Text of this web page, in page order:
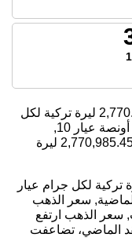
ليرة تركية لكل
عيار 10,
ليرة
سعر الذهب بمقدار 54.92 ليرة تركية لكل جرام عيار
الماضية, سعر الذهب
على مدى 5 سنوات, سعر الذهب ارتفع
خلال العقد الماضي، تضاعفت